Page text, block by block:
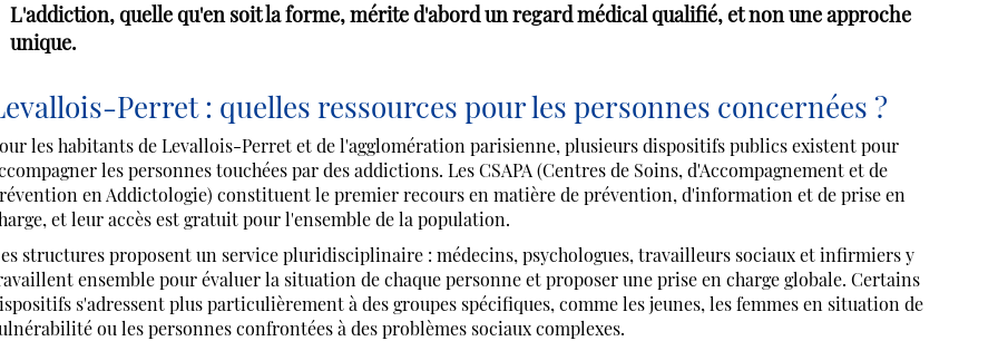
L'addiction, quelle qu'en soit la forme, mérite d'abord un regard médical qualifié, et non une approche
unique.
Perret : quelles ressources pour les personnes concernées ?
les habitants de Levallois-Perret et de l'agglomération parisienne, plusieurs dispositifs publics existent pour
les personnes touchées par des addictions. Les CSAPA (Centres de Soins, d'Accompagnement et de
en Addictologie) constituent le premier recours en matière de prévention, d'information et de prise en
et leur accès est gratuit pour l'ensemble de la population.
structures proposent un service pluridisciplinaire : médecins, psychologues, travailleurs sociaux et infirmiers y
ensemble pour évaluer la situation de chaque personne et proposer une prise en charge globale. Certains
s'adressent plus particulièrement à des groupes spécifiques, comme les jeunes, les femmes en situation de
ou les personnes confrontées à des problèmes sociaux complexes.